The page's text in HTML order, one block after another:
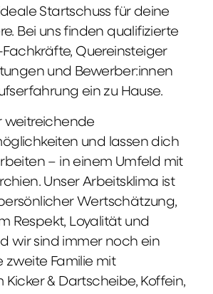
Startschuss für deine
Bei uns finden qualifizierte
Fachkräfte, Quereinsteiger
und Bewerber:innen
ein zu Hause.
weitreichende
und lassen dich
– in einem Umfeld mit
Unser Arbeitsklima ist
Wertschätzung,
Respekt, Loyalität und
wir sind immer noch ein
zweite Familie mit
& Dartscheibe, Koffein,